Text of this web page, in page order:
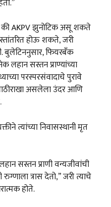
AKPV झुनोटिक असू शकते
होऊ शकते, जरी
बुलेटिननुसार, फियरबँक
लहान सस्तन प्राण्यांच्या
परस्परसंवादाचे पुरावे
असलेला उंदर आणि
त्यांच्या निवासस्थानी मृत
सस्तन प्राणी वन्यजीवांची
त्रास देतो,” जरी त्याचे
होते.